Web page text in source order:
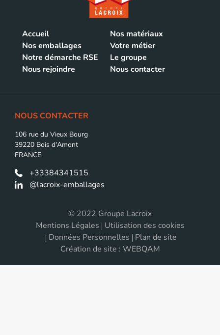
Accueil
Nos matériaux
Nos emballages
Votre métier
Notre démarche RSE
Le groupe
Nous rejoindre
Nous contacter
NOUS CONTACTER
106 rue du Vieux Bourg
39220 Bois d'Amont
FRANCE
+33384341515
@lacroix-emballages
© 2022 Groupe Lacroix
Mentions Légales Utilisation des cookies
Données Personnelles Plan de site
Création de site : WEBQAM